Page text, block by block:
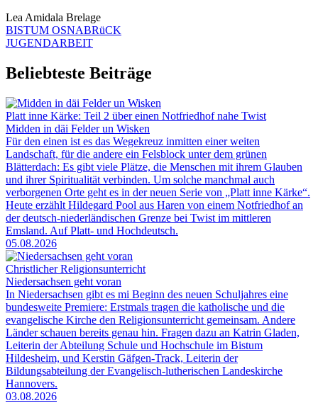
Lea Amidala Brelage
BISTUM OSNABRüCK
JUGENDARBEIT
Beliebteste Beiträge
Platt inne Kärke: Teil 2 über einen Notfriedhof nahe Twist
Midden in däi Felder un Wisken
Für den einen ist es das Wegekreuz inmitten einer weiten
Landschaft, für die andere ein Felsblock unter dem grünen
Blätterdach: Es gibt viele Plätze, die Menschen mit ihrem Glauben
und ihrer Spiritualität verbinden. Um solche manchmal auch
verborgenen Orte geht es in der neuen Serie von „Platt inne Kärke“.
Heute erzählt Hildegard Pool aus Haren von einem Notfriedhof an
der deutsch-niederländischen Grenze bei Twist im mittleren
Emsland. Auf Platt- und Hochdeutsch.
05.08.2026
Christlicher Religionsunterricht
Niedersachsen geht voran
In Niedersachsen gibt es mi Beginn des neuen Schuljahres eine
bundesweite Premiere: Erstmals tragen die katholische und die
evangelische Kirche den Religionsunterricht gemeinsam. Andere
Länder schauen bereits genau hin. Fragen dazu an Katrin Gladen,
Leiterin der Abteilung Schule und Hochschule im Bistum
Hildesheim, und Kerstin Gäfgen-Track, Leiterin der
Bildungsabteilung der Evangelisch-lutherischen Landeskirche
Hannovers.
03.08.2026